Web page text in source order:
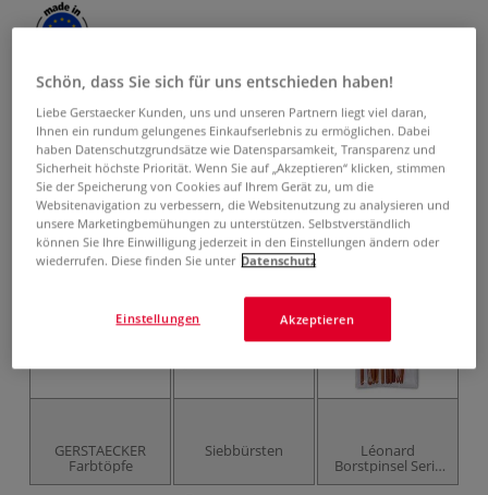
5,04 €
inklusive 20% bzw. 10% MwSt,
ggf. zuzüglichVersandkosten
Produkt bestellen
Das könnte Sie auch interessieren
GERSTAECKER
Farbtöpfe
Siebbürsten Léonard
Borstpinsel Serie
2289PL, Schulset
Schön, dass Sie sich für uns entschieden haben!
Liebe Gerstaecker Kunden, uns und unseren Partnern liegt viel daran,
Ihnen ein rundum gelungenes Einkaufserlebnis zu ermöglichen. Dabei
haben Datenschutzgrundsätze wie Datensparsamkeit, Transparenz und
Sicherheit höchste Priorität. Wenn Sie auf „Akzeptieren“ klicken, stimmen
Sie der Speicherung von Cookies auf Ihrem Gerät zu, um die
Websitenavigation zu verbessern, die Websitenutzung zu analysieren und
unsere Marketingbemühungen zu unterstützen. Selbstverständlich
können Sie Ihre Einwilligung jederzeit in den Einstellungen ändern oder
wiederrufen. Diese finden Sie unter Datenschutz
Akzeptieren
Einstellungen